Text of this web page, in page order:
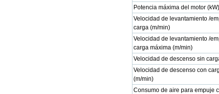
Potencia máxima del motor (kW)
Velocidad de levantamiento /
carga (m/min)
Velocidad de levantamiento /
carga máxima (m/min)
Velocidad de descenso sin
Velocidad de descenso con
(m/min)
Consumo de aire para empuje